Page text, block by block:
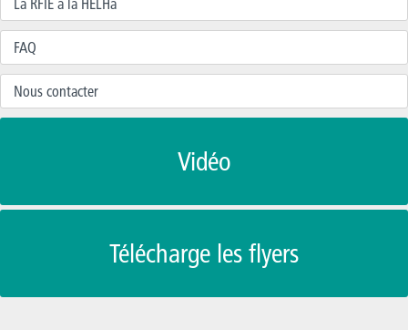
La RFIE à la HELHa
FAQ
Nous contacter
Vidéo
Télécharge les flyers